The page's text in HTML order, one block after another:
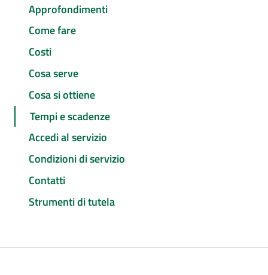
Approfondimenti
Come fare
Costi
Cosa serve
Cosa si ottiene
Tempi e scadenze
Accedi al servizio
Condizioni di servizio
Contatti
Strumenti di tutela